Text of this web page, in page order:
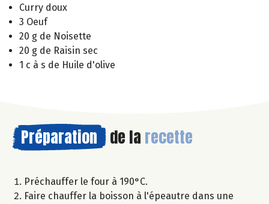
Curry doux
3 Oeuf
20 g de Noisette
20 g de Raisin sec
1 c à s de Huile d'olive
Préparation de la recette
Préchauffer le four à 190°C.
Faire chauffer la boisson à l'épeautre dans une